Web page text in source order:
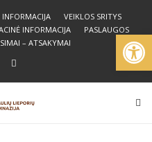
INFORMACIJA
VEIKLOS SRITYS
INFORMACIJA
PASLAUGOS
– ATSAKYMAI